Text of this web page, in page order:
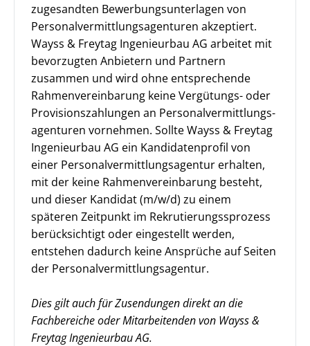
zugesandten Bewerbungsunterlagen von
Personalvermittlungsagenturen akzeptiert.
Wayss & Freytag Ingenieurbau AG arbeitet mit
bevorzugten Anbietern und Partnern
zusammen und wird ohne entsprechende
Rahmenvereinbarung keine Vergütungs- oder
Provisionszahlungen an Personal­vermittlungs­
agenturen vornehmen. Sollte Wayss & Freytag
Ingenieurbau AG ein Kandidatenprofil von
einer Personalvermittlungsagentur erhalten,
mit der keine Rahmenvereinbarung besteht,
und dieser Kandidat (m/w/d) zu einem
späteren Zeitpunkt im Rekrutierungss­prozess
berücksichtigt oder eingestellt werden,
entstehen dadurch keine Ansprüche auf Seiten
der Personalvermittlungsagentur.
Dies gilt auch für Zusendungen direkt an die
Fachbereiche oder Mitarbeitenden von Wayss &
Freytag Ingenieurbau AG.